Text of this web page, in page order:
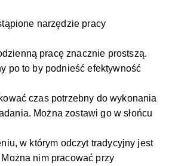
narzędzie pracy
pracę znacznie prostszą.
po to by podnieść efektywność
czas potrzebny do wykonania
Można zostawi go w słońcu
w którym odczyt tradycyjny jest
nim pracować przy